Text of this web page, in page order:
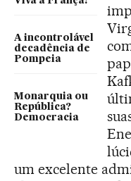
A incontrolável
decadência de
Pompeia
Monarquia ou
República?
Democracia
um excelente